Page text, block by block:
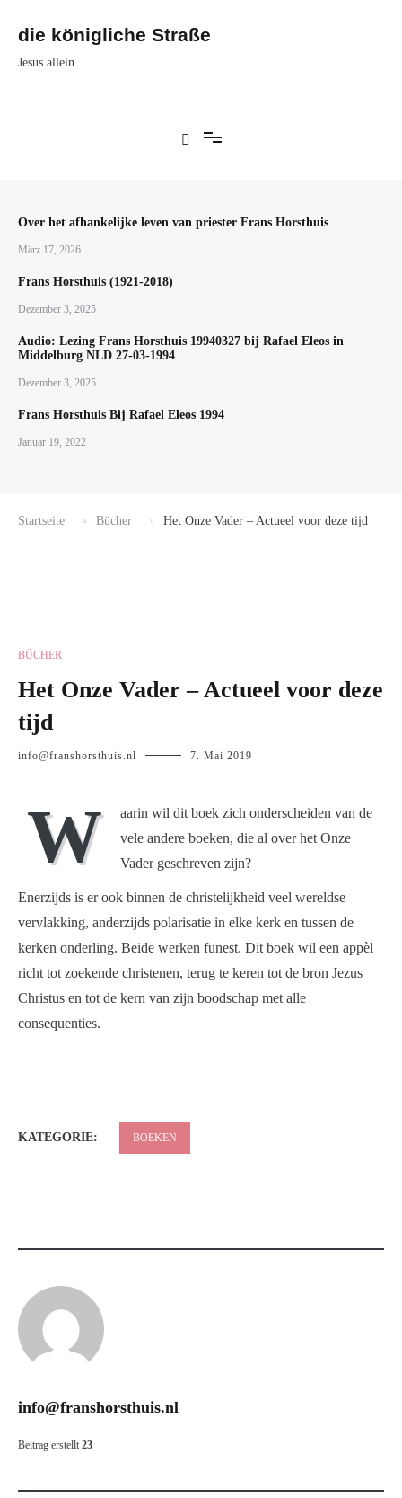
springen
die königliche Straße
Jesus allein
Over het afhankelijke leven van priester Frans Horsthuis
März 17, 2026
Frans Horsthuis (1921-2018)
Dezember 3, 2025
Audio: Lezing Frans Horsthuis 19940327 bij Rafael Eleos in
Middelburg NLD 27-03-1994
Dezember 3, 2025
Frans Horsthuis Bij Rafael Eleos 1994
Januar 19, 2022
Startseite Bücher Het Onze Vader – Actueel voor deze tijd
BÜCHER
Het Onze Vader – Actueel voor deze
tijd
info@franshorsthuis.nl 7. Mai 2019
W
aarin wil dit boek zich onderscheiden van de
vele andere boeken, die al over het Onze
Vader geschreven zijn?
Enerzijds is er ook binnen de christelijkheid veel wereldse
vervlakking, anderzijds polarisatie in elke kerk en tussen de
kerken onderling. Beide werken funest. Dit boek wil een appèl
richt tot zoekende christenen, terug te keren tot de bron Jezus
Christus en tot de kern van zijn boodschap met alle
consequenties.
KATEGORIE: BOEKEN
info@franshorsthuis.nl
Beitrag erstellt 23